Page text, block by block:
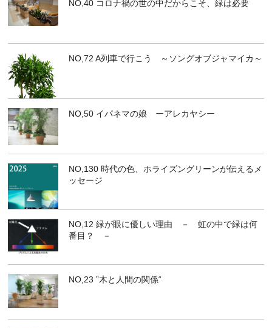
NO,40 コロナ禍の世の中だからこそ、緑は必要
NO,72 A列車で行こう ～ソングオブジャマイカ～
NO,50 イパネマの娘 ーアレカヤシー
NO,130 時代の色、ホライズングリーンが伝えるメ
ッセージ
NO,12 緑が眼に優しい理由 － 虹の中で緑は何
番目？ －
NO,23 ”木と人間の関係“